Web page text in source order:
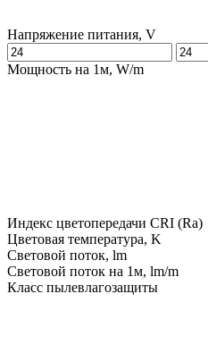
Напряжение питания, V
Мощность на 1м, W/m
Индекс цветопередачи CRI (Ra)
Цветовая температура, K
Световой поток, lm
Световой поток на 1м, lm/m
Класс пылевлагозащиты